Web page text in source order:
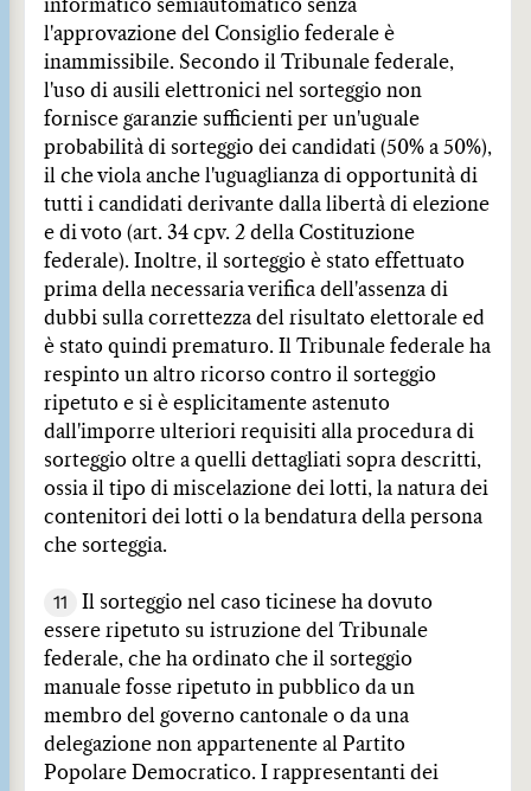
informatico semiautomatico senza
l'approvazione del Consiglio federale è
inammissibile. Secondo il Tribunale federale,
l'uso di ausili elettronici nel sorteggio non
fornisce garanzie sufficienti per un'uguale
probabilità di sorteggio dei candidati (50% a 50%),
il che viola anche l'uguaglianza di opportunità di
tutti i candidati derivante dalla libertà di elezione
e di voto (art. 34 cpv. 2 della Costituzione
federale). Inoltre, il sorteggio è stato effettuato
prima della necessaria verifica dell'assenza di
dubbi sulla correttezza del risultato elettorale ed
è stato quindi prematuro. Il Tribunale federale ha
respinto un altro ricorso contro il sorteggio
ripetuto e si è esplicitamente astenuto
dall'imporre ulteriori requisiti alla procedura di
sorteggio oltre a quelli dettagliati sopra descritti,
ossia il tipo di miscelazione dei lotti, la natura dei
contenitori dei lotti o la bendatura della persona
che sorteggia.
11
Il sorteggio nel caso ticinese ha dovuto
essere ripetuto su istruzione del Tribunale
federale, che ha ordinato che il sorteggio
manuale fosse ripetuto in pubblico da un
membro del governo cantonale o da una
delegazione non appartenente al Partito
Popolare Democratico. I rappresentanti dei